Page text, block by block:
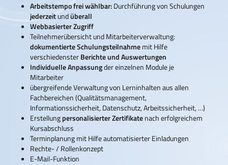
Arbeitstempo frei wählbar:Durchführung von Schulungen
jederzeitundüberall
Webbasierter Zugriff
Teilnehmerübersicht und Mitarbeiterverwaltung:
dokumentierte Schulungsteilnahmemit Hilfe
verschiedensterBerichte und Auswertungen
Individuelle Anpassungder einzelnen Module je
Mitarbeiter
übergreifende Verwaltung von Lerninhalten aus allen
Fachbereichen (Qualitätsmanagement,
Informationssicherheit, Datenschutz, Arbeitssicherheit, …)
Erstellungpersonalisierter Zertifikatenach erfolgreichem
Kursabschluss
Terminplanung mit Hilfe automatisierter Einladungen
Rechte- / Rollenkonzept
E-Mail-Funktion